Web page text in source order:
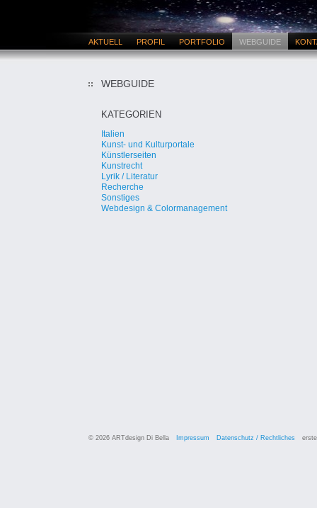
AKTUELL PROFIL PORTFOLIO WEBGUIDE
WEBGUIDE
KATEGORIEN
Italien
Kunst- und Kulturportale
Künstlerseiten
Kunstrecht
Lyrik / Literatur
Recherche
Sonstiges
Webdesign & Colormanagement
© 2026 ARTdesign Di Bella Impressum Datenschutz / Rechtliches